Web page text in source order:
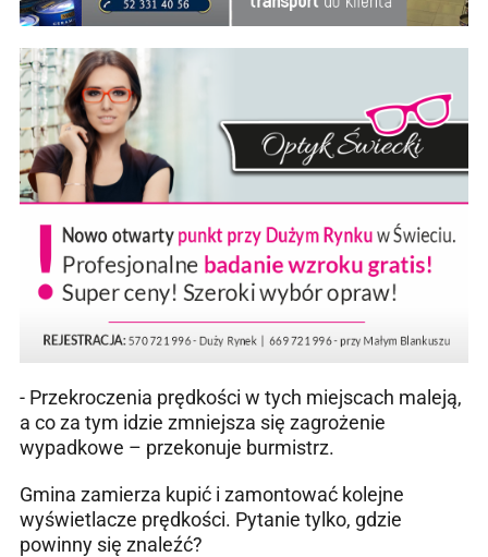
- Przekroczenia prędkości w tych miejscach maleją,
a co za tym idzie zmniejsza się zagrożenie
wypadkowe – przekonuje burmistrz.
Gmina zamierza kupić i zamontować kolejne
wyświetlacze prędkości. Pytanie tylko, gdzie
powinny się znaleźć?